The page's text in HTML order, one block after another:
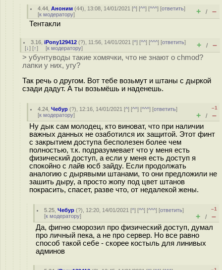
4.44 ,Аноним (44), 13:08, 14/01/2021 [^] [^^] [^^^] [ответить]
[к модератору] + / –
Тентакли
3.16 ,iPony129412 (?), 11:56, 14/01/2021 [^] [^^] [^^^] [ответить]
[↓] [↑] [к модератору] + / –
> убунтуводы такие хомячки, что не знают о chmod?
лапки у них, угу?
Так речь о другом. Вот тебе возьмут и штаны с дыркой
сзади дадут. А ты возьмёшь и наденешь.
4.24 ,Чебур (?), 12:16, 14/01/2021 [^] [^^] [^^^] [ответить]
[к модератору]
–1
+ / –
Ну дык сам молодец, кто виноват, что при наличии
важных данных не озаботился их защитой. Этот финт
с закрытием доступа бесполезен более чем
полностью, т.к. подразумевает что у меня есть
физический доступ, а если у меня есть доступ я
спокойно с лайв юсб зайду. Если продолжать
аналогию с дырявыми штанами, то они предложили не
зашить дыру, а просто жопу под цвет штанов
покрасить, спасет, разве что, от недалекой жены.
5.25 ,Чебур (?), 12:20, 14/01/2021 [^] [^^] [^^^] [ответить]
[к модератору]
–1
+ / –
Да, фигню сморозил про физический доступ, думал
про личный пека, а не про сервер. Но все равно
способ такой себе - скорее костыль для линивых
админов